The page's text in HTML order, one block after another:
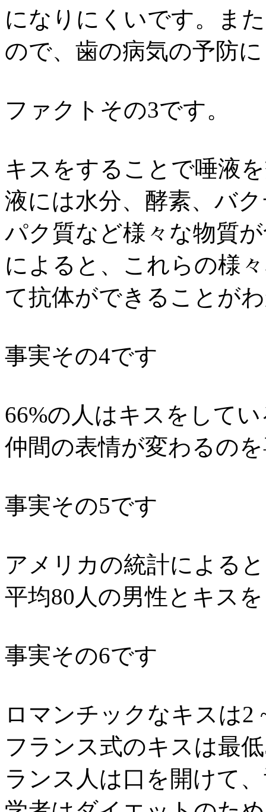
になりにくいです。ま
ので、歯の病気の予防
ファクトその3です。
キスをすることで唾液
液には水分、酵素、バ
パク質など様々な物質
によると、これらの様
て抗体ができることが
事実その4です
66%の人はキスをして
仲間の表情が変わるの
事実その5です
アメリカの統計による
平均80人の男性とキス
事実その6です
ロマンチックなキスは2
フランス式のキスは最
ランス人は口を開けて